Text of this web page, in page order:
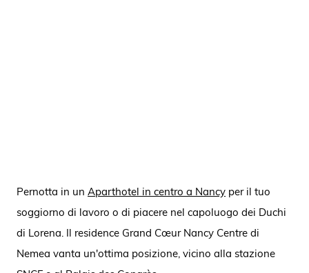
Pernotta in un Aparthotel in centro a Nancy per il tuo
soggiorno di lavoro o di piacere nel capoluogo dei Duchi
di Lorena. Il residence Grand Cœur Nancy Centre di
Nemea vanta un'ottima posizione, vicino alla stazione